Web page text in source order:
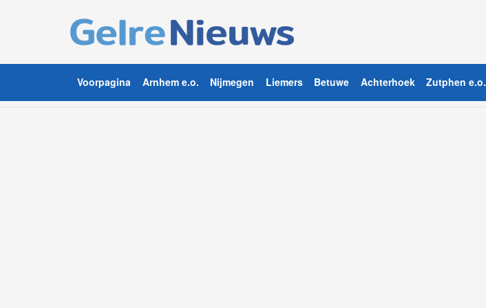
Voorpagina Arnhem e.o. Nijmegen Liemers Betuwe Achterhoek Zutphen e.o.